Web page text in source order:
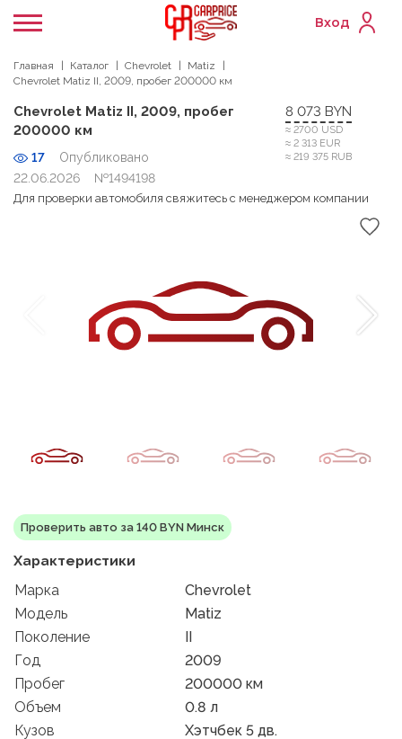
Вход
Главная Каталог Chevrolet
Matiz
Chevrolet Matiz II, 2009, пробег 200000 км
Chevrolet Matiz II, 2009, пробег
200000 км
17
Опубликовано
22.06.2026
№1494198
8 073 BYN
≈ 2700 USD
≈ 2 313 EUR
≈ 219 375 RUB
Для проверки автомобиля свяжитесь с менеджером компании
Проверить авто за 140 BYN Минск
Характеристики
Марка
Chevrolet
Модель
Matiz
Поколение
II
Год
2009
Пробег
200000 км
Объем
0.8 л
Кузов
Хэтчбек 5 дв.